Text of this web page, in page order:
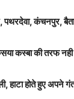
कंचनपुर,
कस्बा की तरफ नही
हाटा होते हुए अपने